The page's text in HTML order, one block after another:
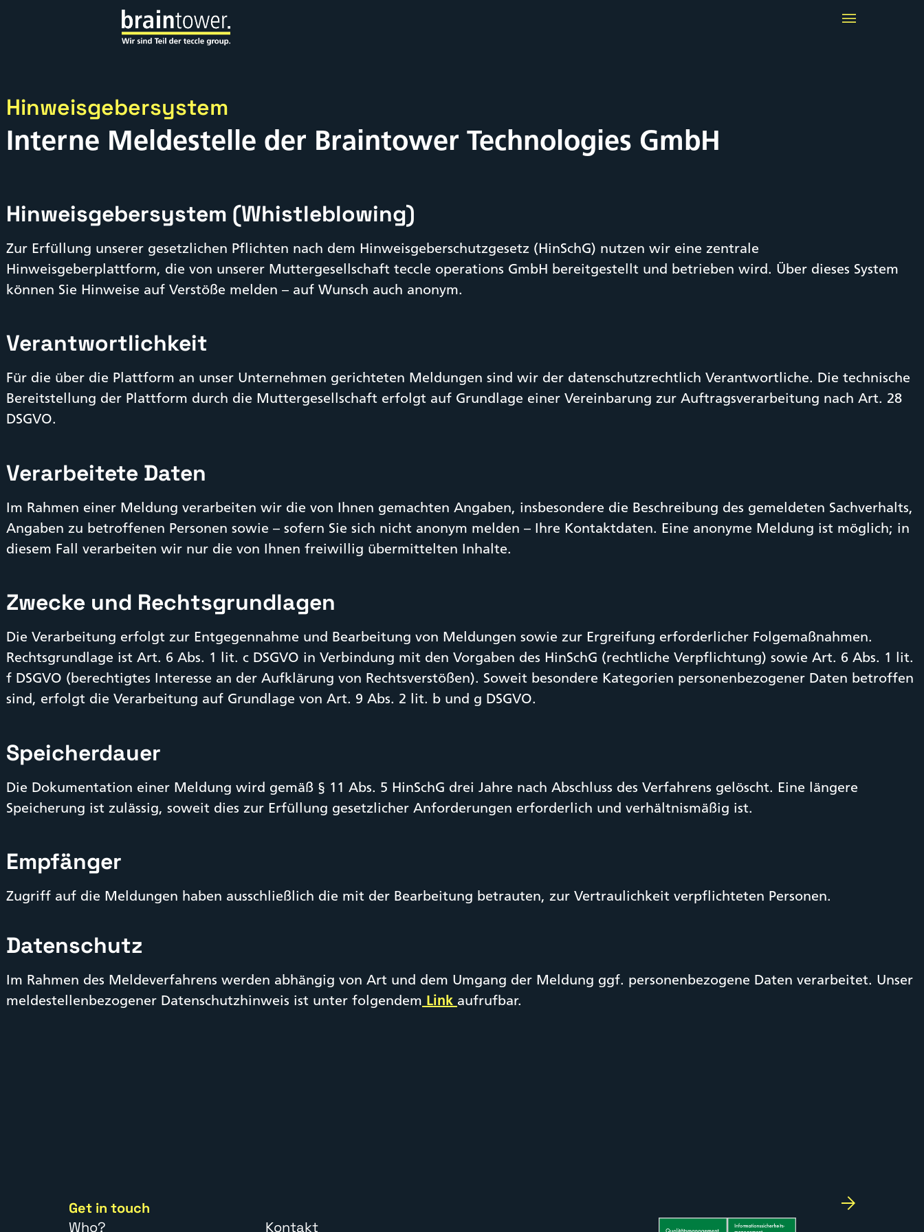
Hinweisgebersystem
Interne Meldestelle der Braintower Technologies GmbH
Hinweisgebersystem (Whistleblowing)
Zur Erfüllung unserer gesetzlichen Pflichten nach dem Hinweisgeberschutzgesetz (HinSchG) nutzen wir eine zentrale
Hinweisgeberplattform, die von unserer Muttergesellschaft teccle operations GmbH bereitgestellt und betrieben wird. Über dieses System
können Sie Hinweise auf Verstöße melden – auf Wunsch auch anonym.
Verantwortlichkeit
Für die über die Plattform an unser Unternehmen gerichteten Meldungen sind wir der datenschutzrechtlich Verantwortliche. Die technische
Bereitstellung der Plattform durch die Muttergesellschaft erfolgt auf Grundlage einer Vereinbarung zur Auftragsverarbeitung nach Art. 28
DSGVO.
Verarbeitete Daten
Im Rahmen einer Meldung verarbeiten wir die von Ihnen gemachten Angaben, insbesondere die Beschreibung des gemeldeten Sachverhalts,
Angaben zu betroffenen Personen sowie – sofern Sie sich nicht anonym melden – Ihre Kontaktdaten. Eine anonyme Meldung ist möglich; in
diesem Fall verarbeiten wir nur die von Ihnen freiwillig übermittelten Inhalte.
Zwecke und Rechtsgrundlagen
Die Verarbeitung erfolgt zur Entgegennahme und Bearbeitung von Meldungen sowie zur Ergreifung erforderlicher Folgemaßnahmen.
Rechtsgrundlage ist Art. 6 Abs. 1 lit. c DSGVO in Verbindung mit den Vorgaben des HinSchG (rechtliche Verpflichtung) sowie Art. 6 Abs. 1 lit.
f DSGVO (berechtigtes Interesse an der Aufklärung von Rechtsverstößen). Soweit besondere Kategorien personenbezogener Daten betroffen
sind, erfolgt die Verarbeitung auf Grundlage von Art. 9 Abs. 2 lit. b und g DSGVO.
Speicherdauer
Die Dokumentation einer Meldung wird gemäß § 11 Abs. 5 HinSchG drei Jahre nach Abschluss des Verfahrens gelöscht. Eine längere
Speicherung ist zulässig, soweit dies zur Erfüllung gesetzlicher Anforderungen erforderlich und verhältnismäßig ist.
Empfänger
Zugriff auf die Meldungen haben ausschließlich die mit der Bearbeitung betrauten, zur Vertraulichkeit verpflichteten Personen.
Datenschutz
Im Rahmen des Meldeverfahrens werden abhängig von Art und dem Umgang der Meldung ggf. personenbezogene Daten verarbeitet. Unser
meldestellenbezogener Datenschutzhinweis ist unter folgendem Link aufrufbar.
Get in touch
Who?
Kontakt